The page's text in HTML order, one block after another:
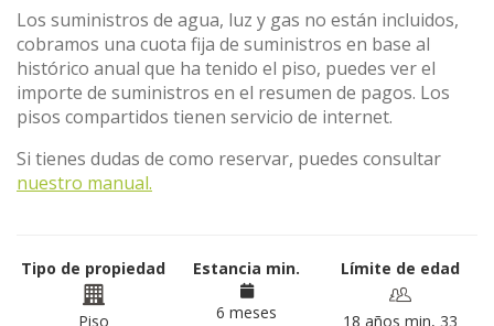
Los suministros de agua, luz y gas no están incluidos,
cobramos una cuota fija de suministros en base al
histórico anual que ha tenido el piso, puedes ver el
importe de suministros en el resumen de pagos. Los
pisos compartidos tienen servicio de internet.
Si tienes dudas de como reservar, puedes consultar
nuestro manual.
Tipo de propiedad
Piso
Estancia min.
6 meses
Límite de edad
18 años min, 33